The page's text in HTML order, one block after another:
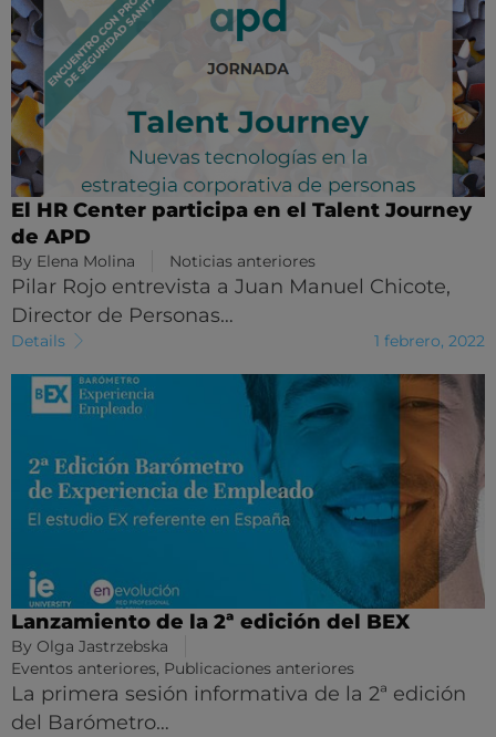
El HR Center participa en el Talent Journey
de APD
By Elena Molina Noticias anteriores
Pilar Rojo entrevista a Juan Manuel Chicote,
Director de Personas…
Details 1 febrero, 2022
Lanzamiento de la 2ª edición del BEX
By Olga Jastrzebska
Eventos anteriores, Publicaciones anteriores
La primera sesión informativa de la 2ª edición
del Barómetro…